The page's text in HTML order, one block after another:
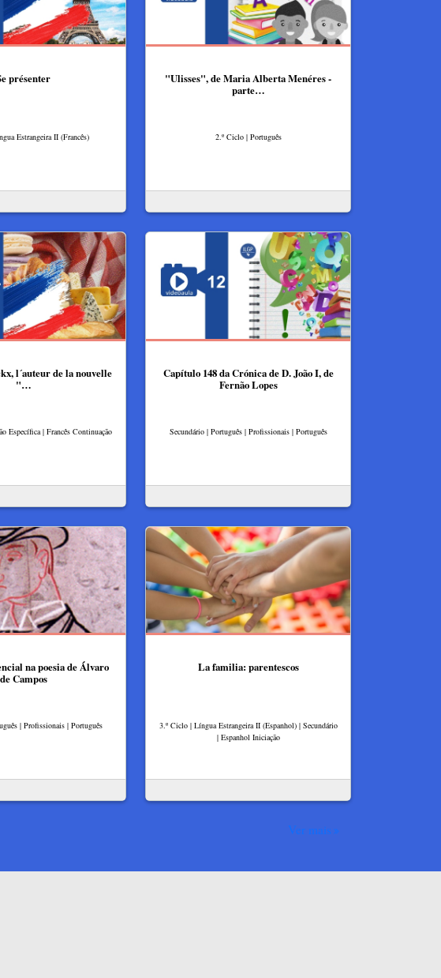
présenter
Estrangeira II (Francês)
"Ulisses", de Maria Alberta Menéres -
parte…
2.º Ciclo | Português
l´auteur de la nouvelle
"…
Específica | Francês Continuação
Capítulo 148 da Crónica de D. João I, de
Fernão Lopes
Secundário | Português | Profissionais | Português
na poesia de Álvaro
de Campos
| Profissionais | Português
La familia: parentescos
3.º Ciclo | Língua Estrangeira II (Espanhol) | Secundário
| Espanhol Iniciação
Ver mais